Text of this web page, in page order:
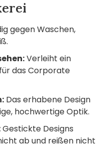
gegen Waschen,
Verleiht ein
das Corporate
Das erhabene Design
hochwertige Optik.
Gestickte Designs
ab und reißen nicht